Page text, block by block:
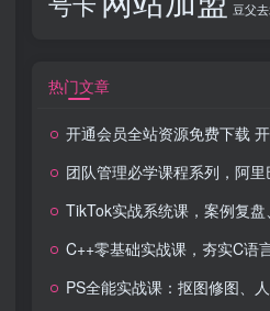
豆父
热门文章
开通会员全站资源免费下载 开通VIP
团队管理必学课程系列，阿里巴巴“
TikTok实战系统课，案例复盘、数据解析、运营执行，从0到1构建千
C++零基础实战课，夯实C语言基础、贯穿游戏项目、掌握开发思维，
PS全能实战课：抠图修图、人像精修、电商美工，0基